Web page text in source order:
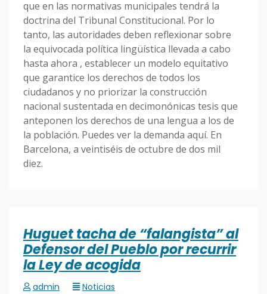
que en las normativas municipales tendrá la
doctrina del Tribunal Constitucional. Por lo
tanto, las autoridades deben reflexionar sobre
la equivocada política lingüística llevada a cabo
hasta ahora , establecer un modelo equitativo
que garantice los derechos de todos los
ciudadanos y no priorizar la construcción
nacional sustentada en decimonónicas tesis que
anteponen los derechos de una lengua a los de
la población. Puedes ver la demanda aquí. En
Barcelona, a veintiséis de octubre de dos mil
diez.
Huguet tacha de “falangista” al
Defensor del Pueblo por recurrir
la Ley de acogida
admin Noticias